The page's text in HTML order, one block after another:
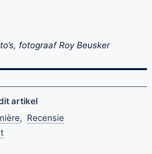
fotograaf Roy Beusker
artikel
, Recensie